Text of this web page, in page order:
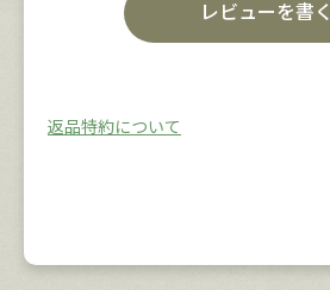
レビューを書く
返品特約について